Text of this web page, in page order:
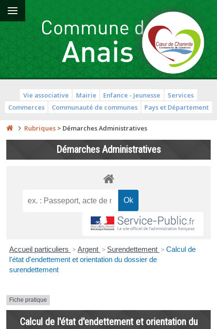
Vie associative Mairie Enfance - Jeunesse
Services
Commerces
Communauté de communes Pays et Département
Rubriques > Démarches Administratives
Démarches Administratives
Accueil particuliers > Argent > Surendettement > Calcul de
l'état d'endettement et orientation du dossier de
surendettement
Fiche pratique
Calcul de l'état d'endettement et orientation du